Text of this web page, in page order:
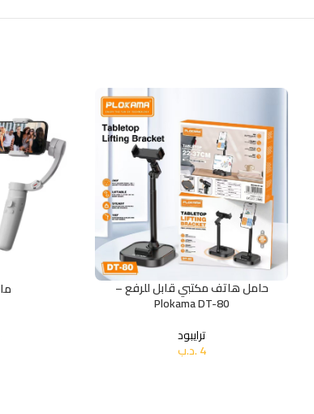
حامل هاتف مكتبي قابل للرفع –
Plokama DT-80
ترايبود
4.د.ب